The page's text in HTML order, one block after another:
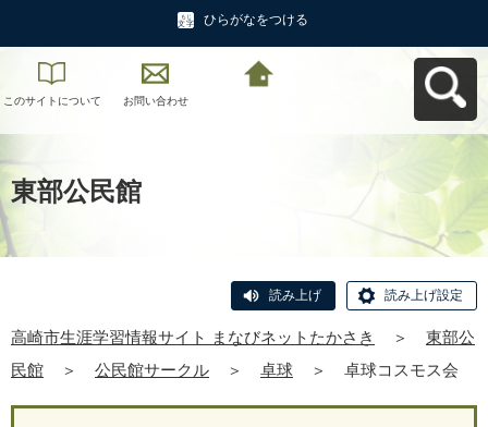
ひらがなをつける
このサイトについて お問い合わせ
東部公民館
読み上げ 読み上げ設定
高崎市生涯学習情報サイト まなびネットたかさき ＞
東部公
民館
＞ 公民館サークル ＞ 卓球 ＞ 卓球コスモス会